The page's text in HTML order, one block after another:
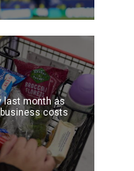
last month as
costs